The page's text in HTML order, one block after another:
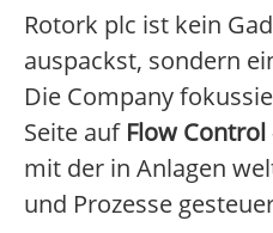
Rotork plc ist kein
auspackst, sondern
Die Company
Seite auf Flow Control
mit der in Anlagen
und Prozesse